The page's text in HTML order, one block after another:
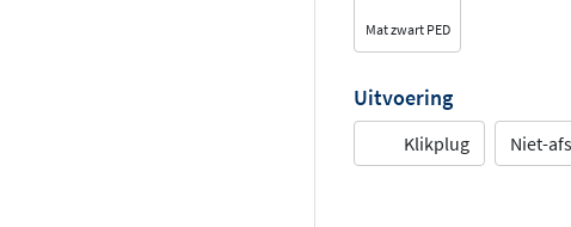
Mat zwart PED
Uitvoering
Klikplug Niet-